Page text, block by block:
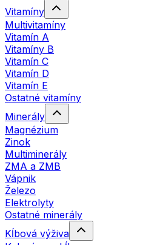
Vitamíny
Multivitamíny
Vitamín A
Vitamíny B
Vitamín C
Vitamín D
Vitamín E
Ostatné vitamíny
Minerály
Magnézium
Zinok
Multiminerály
ZMA a ZMB
Vápnik
Železo
Elektrolyty
Ostatné minerály
Kĺbová výživa